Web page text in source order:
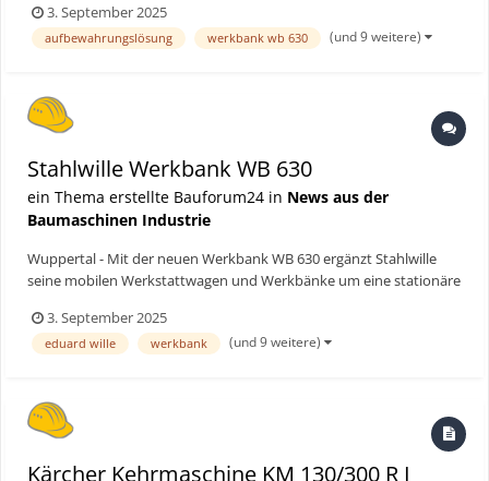
industriellen Produktionsbereichen. Das Stahlwille-Modell punktet
mit einer stabilen, belastbaren Konstruktion, h...
3. September 2025
aufbewahrungslösung werkbank wb 630 (und 9 weitere)
Stahlwille Werkbank WB 630
ein Thema erstellte Bauforum24 in News aus der
Baumaschinen Industrie
Wuppertal - Mit der neuen Werkbank WB 630 ergänzt Stahlwille
seine mobilen Werkstattwagen und Werkbänke um eine stationäre
industriellen Produktionsbereichen. Das Stahlwille-Modell punktet
mit einer stabilen, belastbaren Konstruktion, h...
3. September 2025
eduard wille werkbank (und 9 weitere)
Kärcher Kehrmaschine KM 130/300 R I